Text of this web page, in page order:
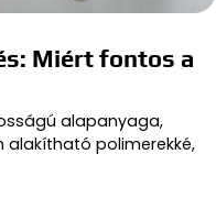
Miért fontos a
alapanyaga,
alakítható polimerekké,